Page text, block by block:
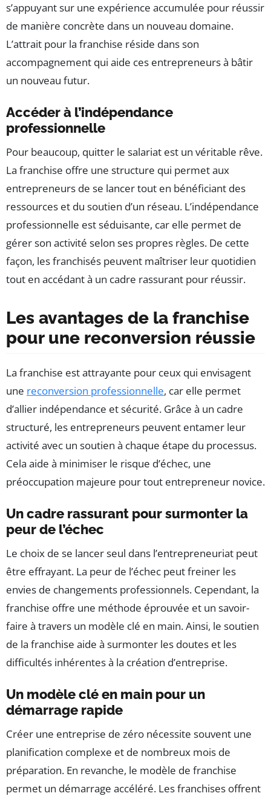
s’appuyant sur une expérience accumulée pour réussir
de manière concrète dans un nouveau domaine.
L’attrait pour la franchise réside dans son
accompagnement qui aide ces entrepreneurs à bâtir
un nouveau futur.
Accéder à l’indépendance
professionnelle
Pour beaucoup, quitter le salariat est un véritable rêve.
La franchise offre une structure qui permet aux
entrepreneurs de se lancer tout en bénéficiant des
ressources et du soutien d’un réseau. L’indépendance
professionnelle est séduisante, car elle permet de
gérer son activité selon ses propres règles. De cette
façon, les franchisés peuvent maîtriser leur quotidien
tout en accédant à un cadre rassurant pour réussir.
Les avantages de la franchise
pour une reconversion réussie
La franchise est attrayante pour ceux qui envisagent
une reconversion professionnelle, car elle permet
d’allier indépendance et sécurité. Grâce à un cadre
structuré, les entrepreneurs peuvent entamer leur
activité avec un soutien à chaque étape du processus.
Cela aide à minimiser le risque d’échec, une
préoccupation majeure pour tout entrepreneur novice.
Un cadre rassurant pour surmonter la
peur de l’échec
Le choix de se lancer seul dans l’entrepreneuriat peut
être effrayant. La peur de l’échec peut freiner les
envies de changements professionnels. Cependant, la
franchise offre une méthode éprouvée et un savoir-
faire à travers un modèle clé en main. Ainsi, le soutien
de la franchise aide à surmonter les doutes et les
difficultés inhérentes à la création d’entreprise.
Un modèle clé en main pour un
démarrage rapide
Créer une entreprise de zéro nécessite souvent une
planification complexe et de nombreux mois de
préparation. En revanche, le modèle de franchise
permet un démarrage accéléré. Les franchises offrent